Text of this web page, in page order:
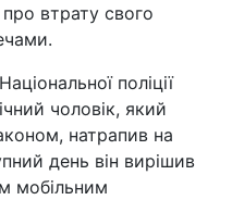
втрату свого
поліції
чоловік, який
натрапив на
день він вирішив
мобільним